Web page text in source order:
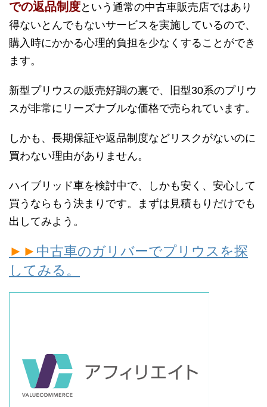
での返品制度という通常の中古車販売店ではあり
得ないとんでもないサービスを実施しているので、
購入時にかかる心理的負担を少なくすることができ
ます。
新型プリウスの販売好調の裏で、旧型30系のプリウ
スが非常にリーズナブルな価格で売られています。
しかも、長期保証や返品制度などリスクがないのに
買わない理由がありません。
ハイブリッド車を検討中で、しかも安く、安心して
買うならもう決まりです。まずは見積もりだけでも
出してみよう。
►► 中古車のガリバーでプリウスを探
してみる。